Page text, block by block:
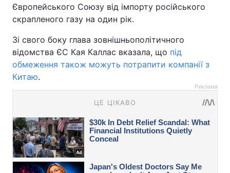
Європейського Союзу від імпорту російського
скрапленого газу на один рік.
Зі свого боку глава зовнішньополітичного
відомства ЄС Кая Каллас вказала, що під
обмеження також можуть потрапити компанії з
Китаю.
Реклама